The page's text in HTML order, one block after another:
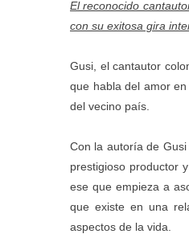
El reconocido
con su exitosa gira
Gusi, el cantautor
que habla del amor
del vecino país.
Con la autoría de
prestigioso productor
ese que empieza a
que existe en una
aspectos de la vida.